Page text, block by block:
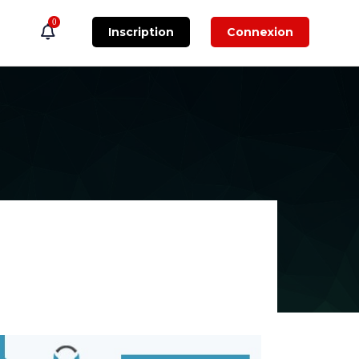
0
Inscription Connexion